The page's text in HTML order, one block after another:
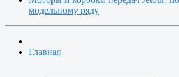
модельному ряду
Главная